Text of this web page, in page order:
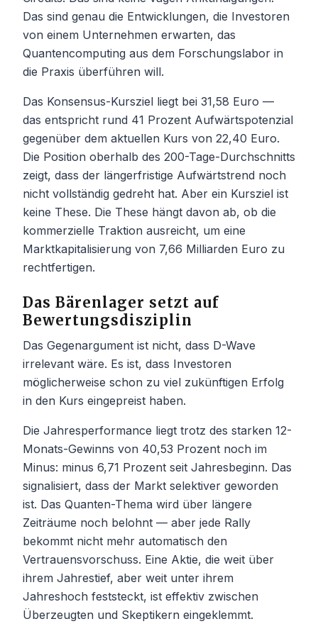
Das sind genau die Entwicklungen, die Investoren
von einem Unternehmen erwarten, das
Quantencomputing aus dem Forschungslabor in
die Praxis überführen will.
Das Konsensus-Kursziel liegt bei 31,58 Euro —
das entspricht rund 41 Prozent Aufwärtspotenzial
gegenüber dem aktuellen Kurs von 22,40 Euro.
Die Position oberhalb des 200-Tage-Durchschnitts
zeigt, dass der längerfristige Aufwärtstrend noch
nicht vollständig gedreht hat. Aber ein Kursziel ist
keine These. Die These hängt davon ab, ob die
kommerzielle Traktion ausreicht, um eine
Marktkapitalisierung von 7,66 Milliarden Euro zu
rechtfertigen.
Das Bärenlager setzt auf
Bewertungsdisziplin
Das Gegenargument ist nicht, dass D-Wave
irrelevant wäre. Es ist, dass Investoren
möglicherweise schon zu viel zukünftigen Erfolg
in den Kurs eingepreist haben.
Die Jahresperformance liegt trotz des starken 12-
Monats-Gewinns von 40,53 Prozent noch im
Minus: minus 6,71 Prozent seit Jahresbeginn. Das
signalisiert, dass der Markt selektiver geworden
ist. Das Quanten-Thema wird über längere
Zeiträume noch belohnt — aber jede Rally
bekommt nicht mehr automatisch den
Vertrauensvorschuss. Eine Aktie, die weit über
ihrem Jahrestief, aber weit unter ihrem
Jahreshoch feststeckt, ist effektiv zwischen
Überzeugten und Skeptikern eingeklemmt.